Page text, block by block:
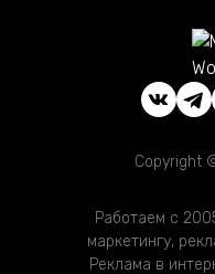
Copyright
Работаем с
маркетингу,
Реклама в